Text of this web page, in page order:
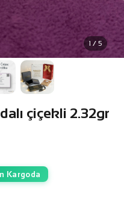
1 / 5
çiçekli 2.32gr
Kargoda